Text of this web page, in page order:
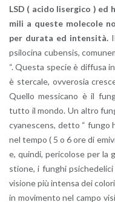
LSD ( acido li­ser­gi­co )
mi­li a que­ste mo­le­co­le
per du­ra­ta ed in­ten­si­tà.
psi­lo­ci­na cu­ben­sis,
“. Que­sta spe­cie è dif­fu­sa
è ster­ca­le, ov­ve­ro­sia
Quel­lo mes­si­ca­no è il
tutto il mondo. Un altro
cya­ne­scens, detto “ fungo
nel tempo ( 5 o 6 ore di
e, quin­di, pe­ri­co­lo­se per la
stio­ne, i fun­ghi
vi­sio­ne più in­ten­sa dei
in mo­vi­men­to nel campo